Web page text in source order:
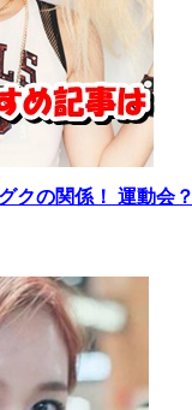
クの関係！ 運動会？